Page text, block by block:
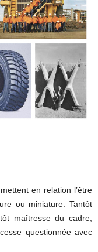
mettent en relation l’être
ou miniature. Tantôt
maîtresse du cadre,
questionnée avec